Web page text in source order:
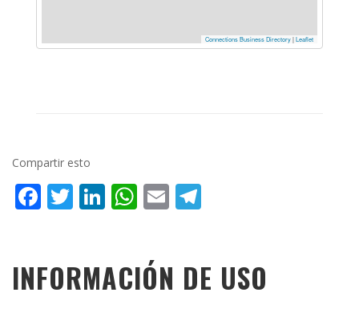
Connections Business Directory|Leaflet
Compartir esto
Facebook
Twitter
LinkedIn
WhatsApp
Email
INFORMACIÓN DE USO